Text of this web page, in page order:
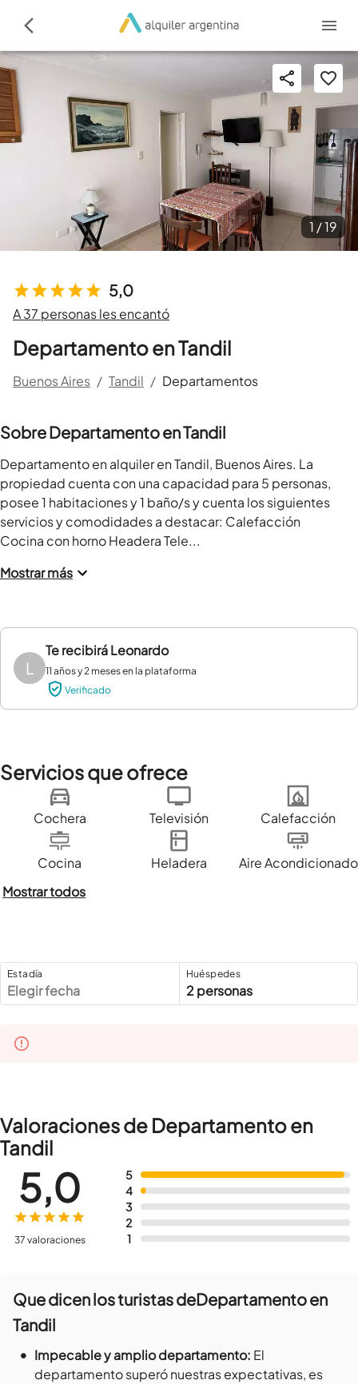
5,0
A 37 personas les encantó
Departamento en Tandil
Buenos Aires / Tandil / Departamentos
1 /19
Sobre Departamento en Tandil
Departamento en alquiler en Tandil, Buenos Aires. La
propiedad cuenta con una capacidad para 5 personas,
posee 1 habitaciones y 1 baño/s y cuenta los siguientes
servicios y comodidades a destacar: Calefacción
Cocina con horno Headera Tele...
Mostrar más
L
Te recibiráLeonardo
11 años y 2 meses en la plataforma
Verificado
Servicios que ofrece
Cochera Televisión Calefacción
Cocina Heladera
Aire Acondicionado
Mostrar todos
Estadía
Elegir fecha
Huéspedes
2 personas
Valoraciones de Departamento en
Tandil
5
4
3
2
1
5,0
37 valoraciones
Que dicen los turistas deDepartamento en
Tandil
• Impecable y amplio departamento: El
departamento superó nuestras expectativas, es